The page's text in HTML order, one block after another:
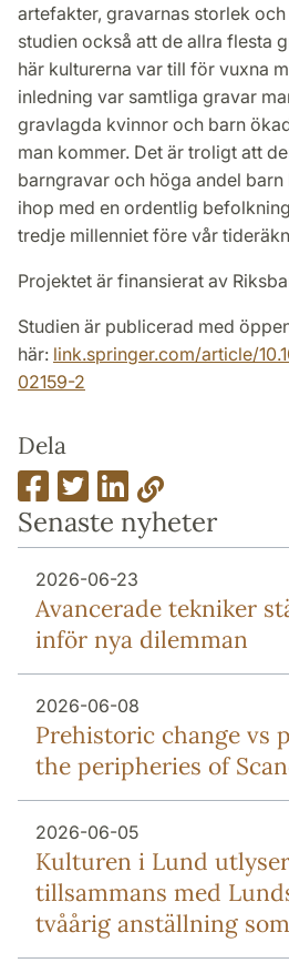
artefakter, gravarnas storlek
studien också att de allra flesta
här kulturerna var till för vuxna
inledning var samtliga gravar
gravlagda kvinnor och barn
man kommer. Det är troligt att
barngravar och höga andel
ihop med en ordentlig
tredje millenniet före vår
Projektet är finansierat av
Studien är publicerad med
här: link.springer.com/article/
02159-2
Dela
Senaste nyheter
2026-06-23
Avancerade tekniker
inför nya dilemman
2026-06-08
Prehistoric change vs
the peripheries of
2026-06-05
Kulturen i Lund
tillsammans med
tvåårig anställning